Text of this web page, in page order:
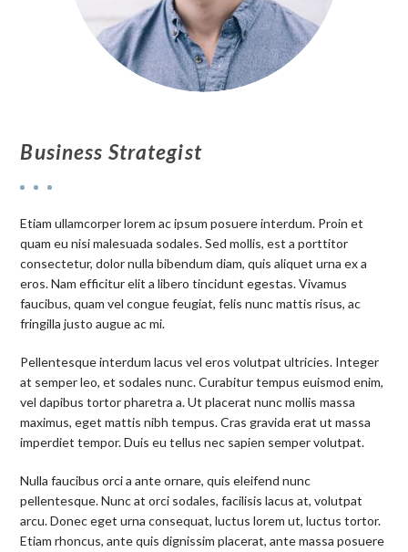
Business Strategist
Etiam ullamcorper lorem ac ipsum posuere interdum. Proin et
quam eu nisi malesuada sodales. Sed mollis, est a porttitor
consectetur, dolor nulla bibendum diam, quis aliquet urna ex a
eros. Nam efficitur elit a libero tincidunt egestas. Vivamus
faucibus, quam vel congue feugiat, felis nunc mattis risus, ac
fringilla justo augue ac mi.
Pellentesque interdum lacus vel eros volutpat ultricies. Integer
at semper leo, et sodales nunc. Curabitur tempus euismod enim,
vel dapibus tortor pharetra a. Ut placerat nunc mollis massa
maximus, eget mattis nibh tempus. Cras gravida erat ut massa
imperdiet tempor. Duis eu tellus nec sapien semper volutpat.
Nulla faucibus orci a ante ornare, quis eleifend nunc
pellentesque. Nunc at orci sodales, facilisis lacus at, volutpat
arcu. Donec eget urna consequat, luctus lorem ut, luctus tortor.
Etiam rhoncus, ante quis dignissim placerat, ante massa posuere